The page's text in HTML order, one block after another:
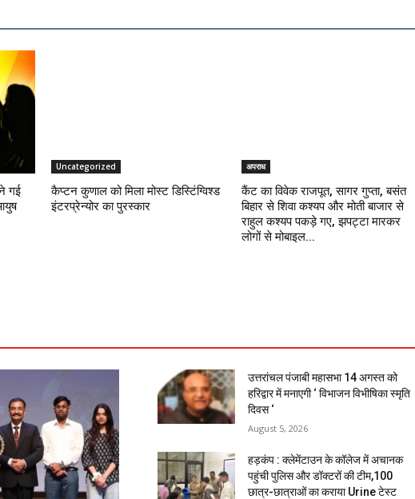
गई
Uncategorized
कैप्टन कुणाल को मिला मोस्ट डिस्टिंग्विश्ड
इंटरप्रेन्योर का पुरस्कार
अपराध
कैंट का विवेक राजपूत, सागर गुप्ता, बसंत
बिहार से शिवा कश्यप और मोती बाजार से
राहुल कश्यप पकड़े गए, झपट्टा मारकर
लोगों से मोबाइल...
उत्तरांचल पंजाबी महासभा 14 अगस्त को
हरिद्वार में मनाएगी ‘ विभाजन विभीषिका स्मृति
दिवस ‘
August 5, 2026
हड़कंप : क्लेमेंटाउन के कॉलेज में अचानक
पहुंची पुलिस और डॉक्टरों की टीम,100
छात्र-छात्राओं का कराया Urine टेस्ट